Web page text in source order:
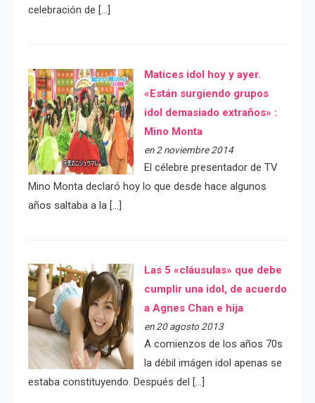
celebración de […]
Matices idol hoy y ayer.
«Están surgiendo grupos
idol demasiado extraños» :
Mino Monta
en 2 noviembre 2014
El célebre presentador de TV
Mino Monta declaró hoy lo que desde hace algunos
años saltaba a la […]
Las 5 «cláusulas» que debe
cumplir una idol, de acuerdo
a Agnes Chan e hija
en 20 agosto 2013
A comienzos de los años 70s
la débil imágen idol apenas se
estaba constituyendo. Después del […]